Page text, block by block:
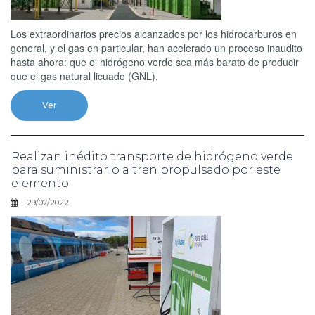
Los extraordinarios precios alcanzados por los hidrocarburos en
general, y el gas en particular, han acelerado un proceso inaudito
hasta ahora: que el hidrógeno verde sea más barato de producir
que el gas natural licuado (GNL).
Ver
Realizan inédito transporte de hidrógeno verde
para suministrarlo a tren propulsado por este
elemento
29/07/2022